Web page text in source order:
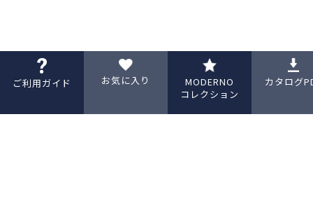
ご利用ガイド お気に入り
MODERNO
コレクション
カタログ